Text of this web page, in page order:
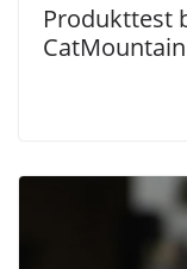
Produkttest